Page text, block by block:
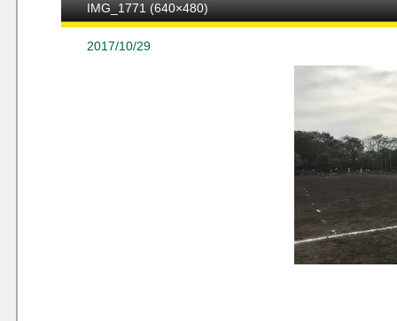
IMG_1771 (640×480)
2017/10/29